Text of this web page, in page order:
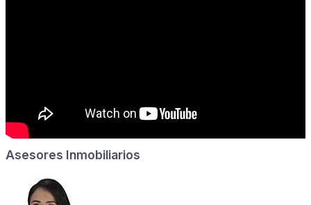
Asesores Inmobiliarios